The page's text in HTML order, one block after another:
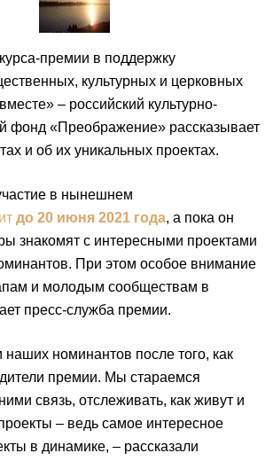
премии в поддержку
культурных и церковных
– российский культурно-
фонд «Преображение» рассказывает
и об их уникальных проектах.
в нынешнем
до 20 июня 2021 года, а пока он
знакомят с интересными проектами
При этом особое внимание
и молодым сообществам в
пресс-служба премии.
номинантов после того, как
премии. Мы стараемся
связь, отслеживать, как живут и
– ведь самое интересное
в динамике, – рассказали